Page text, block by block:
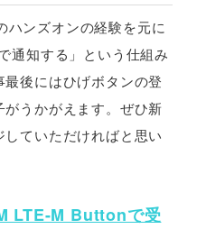
ンズオンの経験を元に
通知する」という仕組み
後にはひげボタンの登
うかがえます。ぜひ新
ていただければと思い
LTE-M Buttonで受